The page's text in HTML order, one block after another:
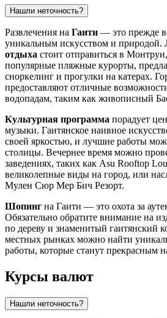
Нашли неточность?
Развлечения на Гаити — это прежде
уникальным искусством и природой.
отдыха стоит отправиться в Монтруи
популярные пляжные курорты,
сноркелинг и прогулки на катерах.
предоставляют отличные
водопадам, таким как живописный
Культурная программа порадует
музыки. Гаитянское наивное
своей яркостью, и лучшие работы
столицы. Вечернее время можно
заведениях, таких как Asu Rooftop
великолепные виды на город, или
Мулен Сюр Мер Бич Резорт.
Шопинг на Гаити — это охота за
Обязательно обратите внимание на
по дереву и знаменитый гаитянский
местных рынках можно найти
работы, которые станут прекрасным
Курсы валют
Нашли неточность?